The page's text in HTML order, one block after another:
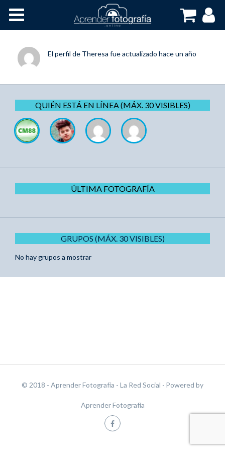
Cursos OnLine
El perfil de Theresa fue actualizado hace un año
QUIÉN ESTÁ EN LÍNEA (MÁX. 30 VISIBLES)
ÚLTIMA FOTOGRAFÍA
GRUPOS (MÁX. 30 VISIBLES)
No hay grupos a mostrar
© 2018 - Aprender Fotografía - La Red Social · Powered by
Aprender Fotografía